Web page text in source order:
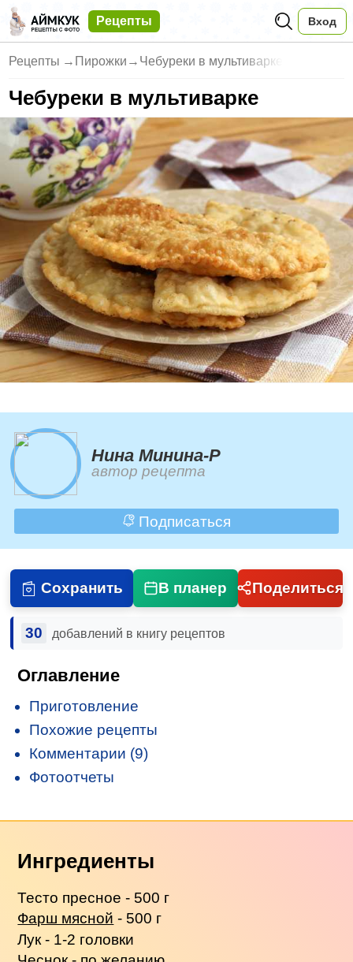
Рецепты Вход
Рецепты → Пирожки → Чебуреки в мультиварке
Чебуреки в мультиварке
Нина Минина-Р
автор рецепта
Подписаться
Сохранить В планер Поделиться
30 добавлений в книгу рецептов
Оглавление
Приготовление
Похожие рецепты
Комментарии (9)
Фотоотчеты
Ингредиенты
Тесто пресное - 500 г
Фарш мясной - 500 г
Лук - 1-2 головки